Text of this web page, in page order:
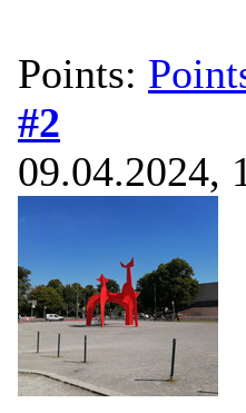
Points:
#2
09.04.2024,